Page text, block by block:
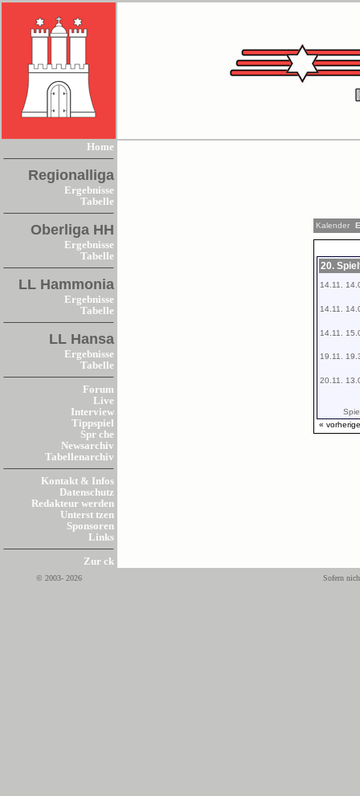
Home
Regionalliga
Ergebnisse
Tabelle
Oberliga HH
Ergebnisse
Tabelle
LL Hammonia
Ergebnisse
Tabelle
LL Hansa
Ergebnisse
Tabelle
Forum
Live
Interview
Tippspiel
Spr che
Newsarchiv
Tabellenarchiv
Kontakt & Infos
Datenschutz
Redakteur werden
Unterst tzen
Sponsoren
Links
Zur ck
Kalender
20.
14.11.
14.11.
14.11.
19.11.
20.11.
«
© 2003- 2026 Sofern